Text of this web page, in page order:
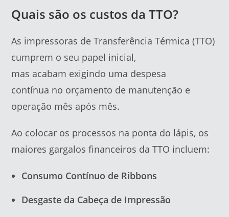
Quais são os custos da TTO?
As impressoras de Transferência Térmica (TTO)
cumprem o seu papel inicial,
mas acabam exigindo uma despesa
contínua no orçamento de manutenção e
operação mês após mês.
Ao colocar os processos na ponta do lápis, os
maiores gargalos financeiros da TTO incluem:
Consumo Contínuo de Ribbons
Desgaste da Cabeça de Impressão